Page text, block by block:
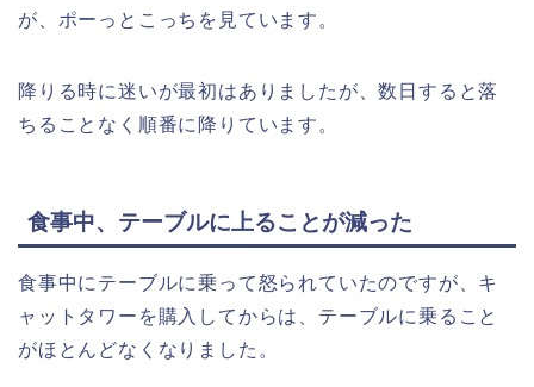
が、ポーっとこっちを見ています。
降りる時に迷いが最初はありましたが、数日すると落
ちることなく順番に降りています。
食事中、テーブルに上ることが減った
食事中にテーブルに乗って怒られていたのですが、キ
ャットタワーを購入してからは、テーブルに乗ること
がほとんどなくなりました。